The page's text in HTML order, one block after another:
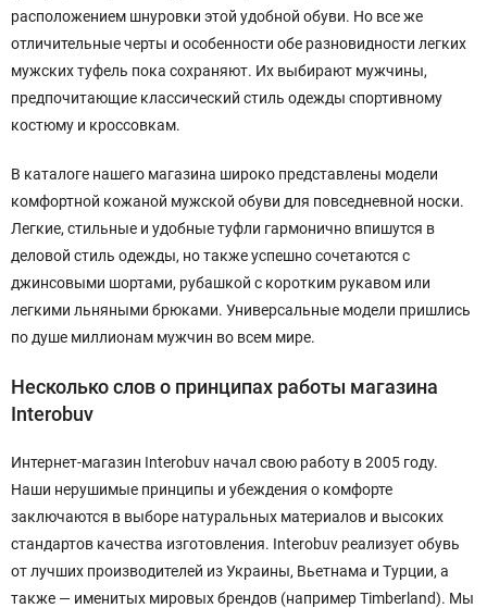
расположением шнуровки этой удобной обуви. Но все же
отличительные черты и особенности обе разновидности легких
мужских туфель пока сохраняют. Их выбирают мужчины,
предпочитающие классический стиль одежды спортивному
костюму и кроссовкам.
В каталоге нашего магазина широко представлены модели
комфортной кожаной мужской обуви для повседневной носки.
Легкие, стильные и удобные туфли гармонично впишутся в
деловой стиль одежды, но также успешно сочетаются с
джинсовыми шортами, рубашкой с коротким рукавом или
легкими льняными брюками. Универсальные модели пришлись
по душе миллионам мужчин во всем мире.
Несколько слов о принципах работы магазина
Interobuv
Интернет-магазин Interobuv начал свою работу в 2005 году.
Наши нерушимые принципы и убеждения о комфорте
заключаются в выборе натуральных материалов и высоких
стандартов качества изготовления. Interobuv реализует обувь
от лучших производителей из Украины, Вьетнама и Турции, а
также — именитых мировых брендов (например Timberland). Мы